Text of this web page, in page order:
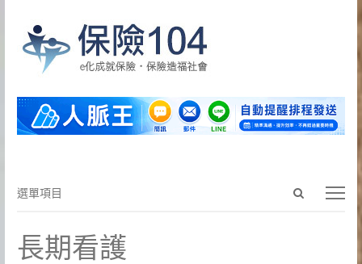
Open
search
選
目
選單項目
長期看護